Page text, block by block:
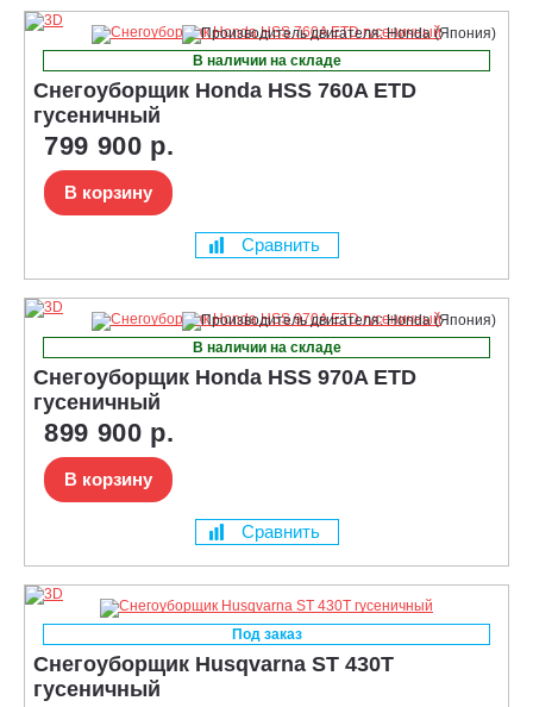
В наличии на складе
Снегоуборщик Honda HSS 760A ETD
гусеничный
799 900 р.
В корзину
Сравнить
В наличии на складе
Снегоуборщик Honda HSS 970A ETD
гусеничный
899 900 р.
В корзину
Сравнить
Под заказ
Снегоуборщик Husqvarna ST 430T
гусеничный